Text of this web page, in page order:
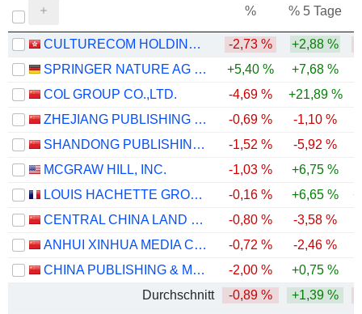
% % 5 Tage
CULTURECOM HOLDINGS LIMITED -2,73 % +2,88 %
SPRINGER NATURE AG & CO. KGAA
+5,40 % +7,68 %
COL GROUP CO.,LTD.
-4,69 % +21,89 %
ZHEJIANG PUBLISHING & MEDIA CO., LTD.
-0,69 % -1,10 %
SHANDONG PUBLISHING&MEDIA CO.,LTD
-1,52 % -5,92 %
MCGRAW HILL, INC.
-1,03 % +6,75 %
LOUIS HACHETTE GROUP S.A.
-0,16 % +6,65 %
CENTRAL CHINA LAND MEDIA CO.,LTD
-0,80 % -3,58 %
ANHUI XINHUA MEDIA CO., LTD.
-0,72 % -2,46 %
CHINA PUBLISHING & MEDIA HOLDINGS CO., LTD.
-2,00 % +0,75 %
Durchschnitt
-0,89 % +1,39 %